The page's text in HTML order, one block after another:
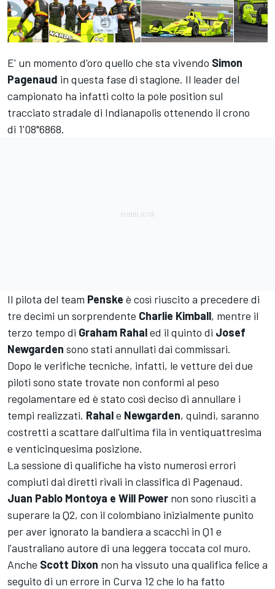
E' un momento d'oro quello che sta vivendo Simon
Pagenaud in questa fase di stagione. Il leader del
campionato ha infatti colto la pole position sul
tracciato stradale di Indianapolis ottenendo il crono
di 1'08"6868.
Il pilota del team Penske è così riuscito a precedere di
tre decimi un sorprendente Charlie Kimball, mentre il
terzo tempo di Graham Rahaled il quinto di Josef
Newgarden sono stati annullati dai commissari.
Dopo le verifiche tecniche, infatti, le vetture dei due
piloti sono state trovate non conformi al peso
regolamentare ed è stato così deciso di annullare i
tempi realizzati. Rahale Newgarden, quindi, saranno
costretti a scattare dall'ultima fila in ventiquattresima
e venticinquesima posizione.
La sessione di qualifiche ha visto numerosi errori
compiuti dai diretti rivali in classifica di Pagenaud.
Juan Pablo Montoya e Will Power non sono riusciti a
superare la Q2, con il colombiano inizialmente punito
per aver ignorato la bandiera a scacchi in Q1 e
l'australiano autore di una leggera toccata col muro.
Anche Scott Dixon non ha vissuto una qualifica felice a
seguito di un errore in Curva 12 che lo ha fatto